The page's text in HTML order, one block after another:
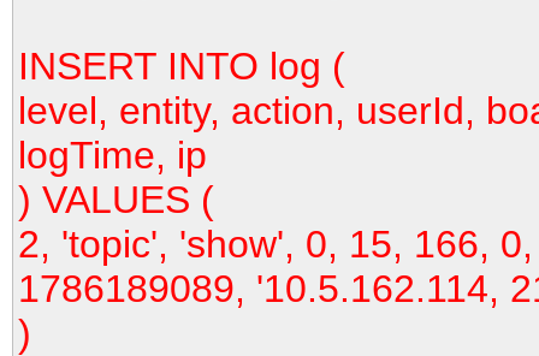
INSERT INTO log (
level, entity, action, userId,
logTime, ip
) VALUES (
2, 'topic', 'show', 0, 15, 166,
1786189089, '10.5.162.114,
)